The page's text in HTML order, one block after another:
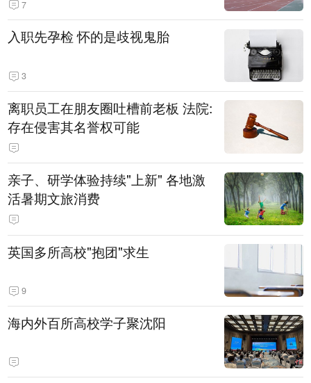
7
入职先孕检 怀的是歧视鬼胎
3
离职员工在朋友圈吐槽前老板 法院:
存在侵害其名誉权可能
亲子、研学体验持续"上新" 各地激
活暑期文旅消费
英国多所高校"抱团"求生
9
海内外百所高校学子聚沈阳